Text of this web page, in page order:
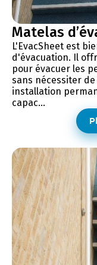
Matelas
L'EvacSheet est
d'évacuation. Il
pour évacuer les
sans nécessiter
installation
capac...